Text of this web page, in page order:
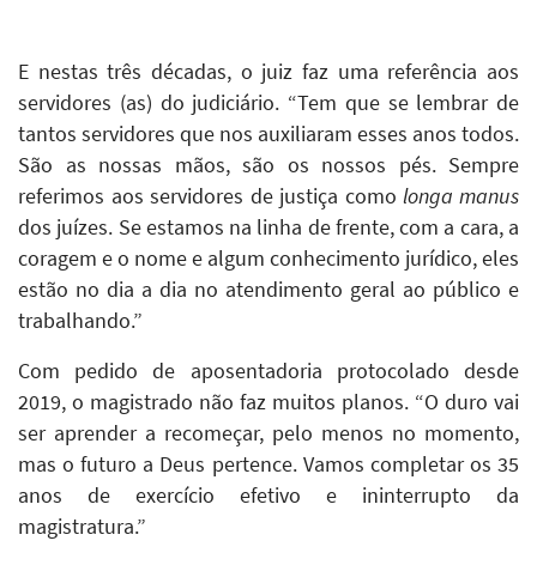
E nestas três décadas, o juiz faz uma referência aos
servidores (as) do judiciário. “Tem que se lembrar de
tantos servidores que nos auxiliaram esses anos todos.
São as nossas mãos, são os nossos pés. Sempre
referimos aos servidores de justiça comolonga manus
dos juízes. Se estamos na linha de frente, com a cara, a
coragem e o nome e algum conhecimento jurídico, eles
estão no dia a dia no atendimento geral ao público e
trabalhando.”
Com pedido de aposentadoria protocolado desde
2019, o magistrado não faz muitos planos. “O duro vai
ser aprender a recomeçar, pelo menos no momento,
mas o futuro a Deus pertence. Vamos completar os 35
anos de exercício efetivo e ininterrupto da
magistratura.”